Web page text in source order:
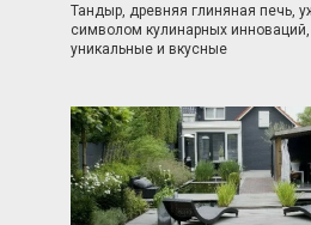
Тандыр, древняя глиняная печь,
символом кулинарных инноваций,
уникальные и вкусные